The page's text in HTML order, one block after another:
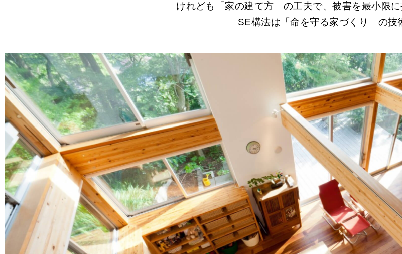
けれども「家の建て方」の工夫で、被害を最小限に
SE構法は「命を守る家づくり」の技